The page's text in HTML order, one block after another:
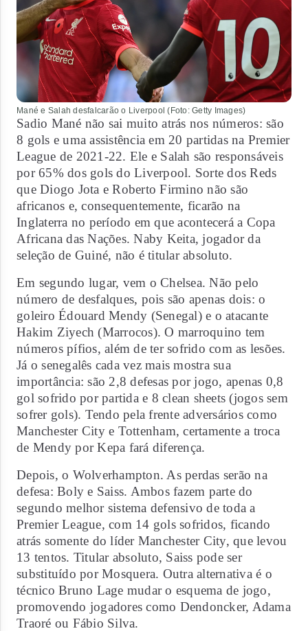
Mané e Salah desfalcarão o Liverpool (Foto: Getty Images)
Sadio Mané não sai muito atrás nos números: são
8 gols e uma assistência em 20 partidas na Premier
League de 2021-22. Ele e Salah são responsáveis
por 65% dos gols do Liverpool. Sorte dos Reds
que Diogo Jota e Roberto Firmino não são
africanos e, consequentemente, ficarão na
Inglaterra no período em que acontecerá a Copa
Africana das Nações. Naby Keita, jogador da
seleção de Guiné, não é titular absoluto.
Em segundo lugar, vem o Chelsea. Não pelo
número de desfalques, pois são apenas dois: o
goleiro Édouard Mendy (Senegal) e o atacante
Hakim Ziyech (Marrocos). O marroquino tem
números pífios, além de ter sofrido com as lesões.
Já o senegalês cada vez mais mostra sua
importância: são 2,8 defesas por jogo, apenas 0,8
gol sofrido por partida e 8 clean sheets (jogos sem
sofrer gols). Tendo pela frente adversários como
Manchester City e Tottenham, certamente a troca
de Mendy por Kepa fará diferença.
Depois, o Wolverhampton. As perdas serão na
defesa: Boly e Saiss. Ambos fazem parte do
segundo melhor sistema defensivo de toda a
Premier League, com 14 gols sofridos, ficando
atrás somente do líder Manchester City, que levou
13 tentos. Titular absoluto, Saiss pode ser
substituído por Mosquera. Outra alternativa é o
técnico Bruno Lage mudar o esquema de jogo,
promovendo jogadores como Dendoncker, Adama
Traoré ou Fábio Silva.